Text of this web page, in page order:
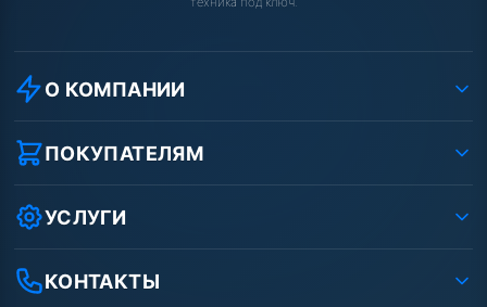
О КОМПАНИИ
О компании
Реквизиты ООО «Шоп АВД»
Условия соглашения
Вакансии
Статьи
ПОКУПАТЕЛЯМ
Как заказать?
Оплата
Лизинг
УСЛУГИ
Ремонт АВД
Сертификаты
КОНТАКТЫ